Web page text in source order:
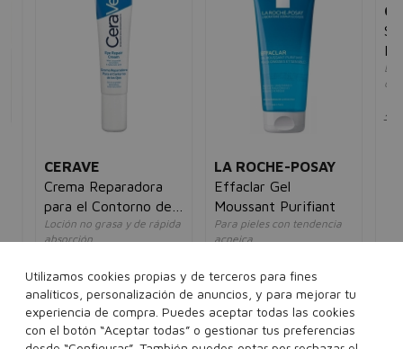
CERAVE
Crema Reparadora
para el Contorno de
Ojos
Loción no grasa y de rápida
35,00€ 16,95€
14 ml
LA ROCHE-POSAY
Effaclar Gel
Moussant Purifiant
Para pieles con tendencia
33,19€ 18,95€
200 ml 400 ml
Utilizamos cookies propias y de terceros para fines
analíticos, personalización de anuncios, y para mejorar tu
experiencia de compra. Puedes aceptar todas las cookies
con el botón “Aceptar todas” o gestionar tus preferencias